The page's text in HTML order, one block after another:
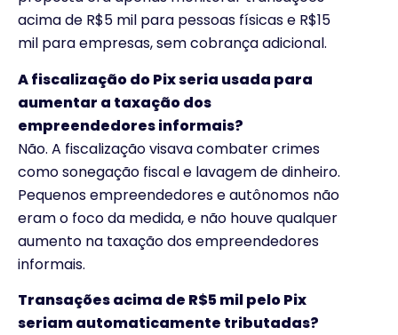
acima de R$5 mil para pessoas físicas e R$15
mil para empresas, sem cobrança adicional.
A fiscalização do Pix seria usada para
aumentar a taxação dos
empreendedores informais?
Não. A fiscalização visava combater crimes
como sonegação fiscal e lavagem de dinheiro.
Pequenos empreendedores e autônomos não
eram o foco da medida, e não houve qualquer
aumento na taxação dos empreendedores
informais.
Transações acima de R$5 mil pelo Pix
seriam automaticamente tributadas?